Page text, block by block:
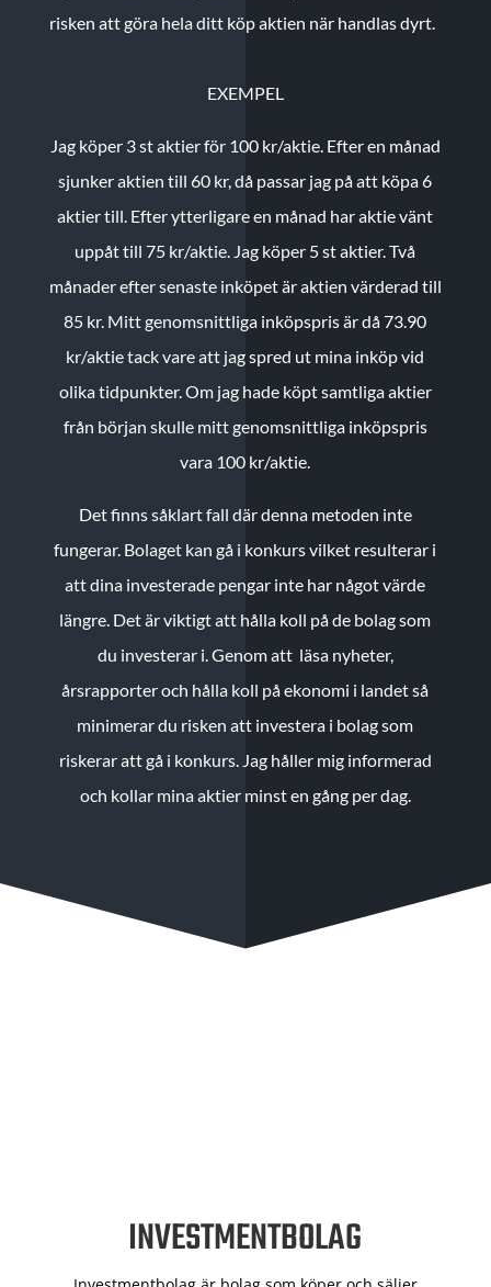
risken att göra hela ditt köp aktien när handlas dyrt.
EXEMPEL
Jag köper 3 st aktier för 100 kr/aktie. Efter en månad
sjunker aktien till 60 kr, då passar jag på att köpa 6
aktier till. Efter ytterligare en månad har aktie vänt
uppåt till 75 kr/aktie. Jag köper 5 st aktier.Två
månader efter senaste inköpet är aktien värderad till
85 kr. Mitt genomsnittliga inköpspris är då 73.90
kr/aktie tack vare att jag spred ut mina inköp vid
olika tidpunkter. Om jag hade köpt samtliga aktier
från början skulle mitt genomsnittliga inköpspris
vara 100 kr/aktie.
Det finns såklart fall där denna metoden inte
fungerar. Bolaget kan gå i konkurs vilket resulterar i
att dina investerade pengar inte har något värde
längre. Det är viktigt att hålla koll på de bolag som
du investerar i. Genom att läsa nyheter,
årsrapporter och hålla koll på ekonomi i landet så
minimerar du risken att investera i bolag som
riskerar att gå i konkurs. Jag håller mig informerad
och kollar mina aktier minst en gång per dag.
INVESTMENTBOLAG